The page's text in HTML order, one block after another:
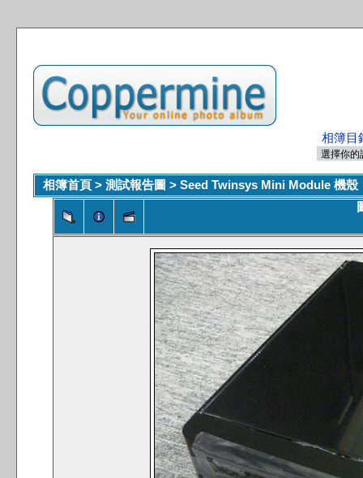
相簿目
相簿首頁 > 測試報告圖 > Seed Twinsys Mini Module 機殼